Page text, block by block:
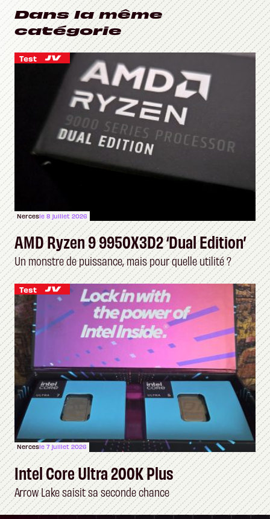
Dans la même
catégorie
Test
Nercesle 8 juillet 2026
AMD Ryzen 9 9950X3D2 ‘Dual Edition’
Un monstre de puissance, mais pour quelle utilité ?
Test
Nercesle 7 juillet 2026
Intel Core Ultra 200K Plus
Arrow Lake saisit sa seconde chance